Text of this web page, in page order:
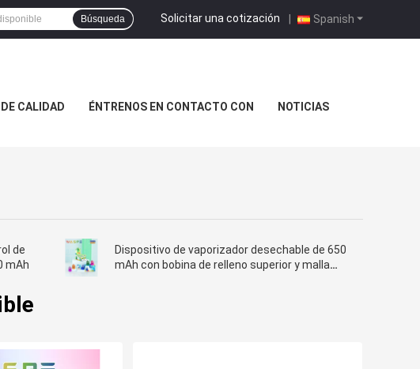
Spanish
Solicitar una cotización |
Búsqueda
CALIDAD ÉNTRENOS EN CONTACTO CON NOTICIAS
de
mAh
Dispositivo de vaporizador desechable de 650
mAh con bobina de relleno superior y malla